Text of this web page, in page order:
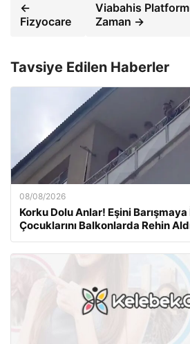
←
Fizyocare
Viabahis
Zaman →
Tavsiye Edilen Haberler
08/08/2026
Korku Dolu Anlar! Eşini
Çocuklarını Balkonlarda Rehin